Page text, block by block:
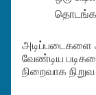
அடிப்படைகளை
வேண்டிய
நிறைவாக